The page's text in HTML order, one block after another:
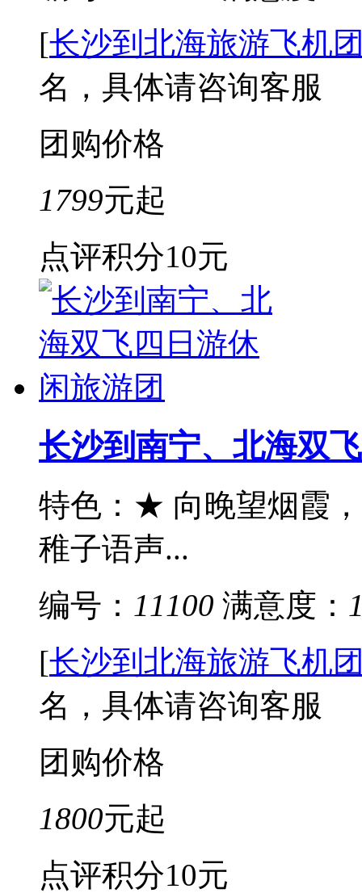
[长沙到北海旅游飞机
名，具体请咨询客服
团购价格
1799元起
点评积分10元
长沙到南宁、北海双
特色：★ 向晚望烟霞
稚子语声...
编号： 11100 满意度：
[长沙到北海旅游飞机
名，具体请咨询客服
团购价格
1800元起
点评积分10元